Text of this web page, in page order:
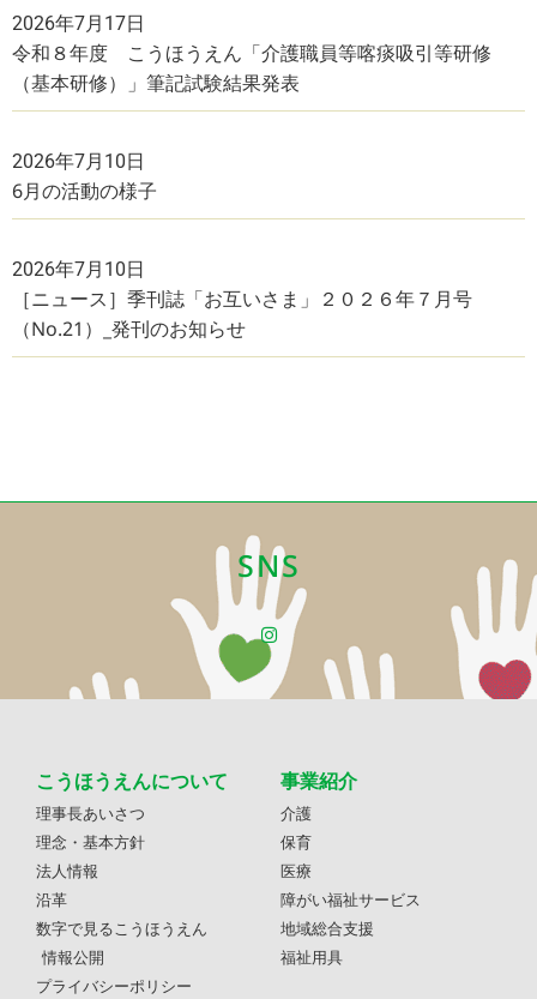
2026年7月17日
令和８年度 こうほうえん「介護職員等喀痰吸引等研修
（基本研修）」筆記試験結果発表
2026年7月10日
6月の活動の様子
2026年7月10日
［ニュース］季刊誌「お互いさま」２０２６年７月号
（No.21）_発刊のお知らせ
SNS
こうほうえんについて
理事長あいさつ
理念・基本方針
法人情報
沿革
数字で見るこうほうえん
情報公開
プライバシーポリシー
事業紹介
介護
保育
医療
障がい福祉サービス
地域総合支援
福祉用具